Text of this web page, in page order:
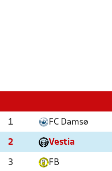
1 FC Damsø
2 Vestia
3 FB